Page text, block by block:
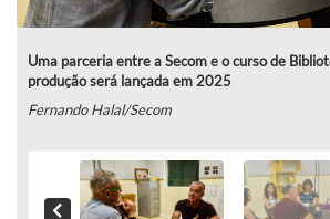
Uma parceria entre a Secom e o curso de
produção será lançada em 2025
Fernando Halal/Secom